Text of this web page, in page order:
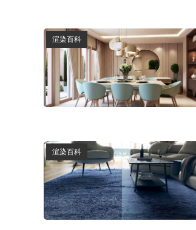
渲染百科
渲染百科